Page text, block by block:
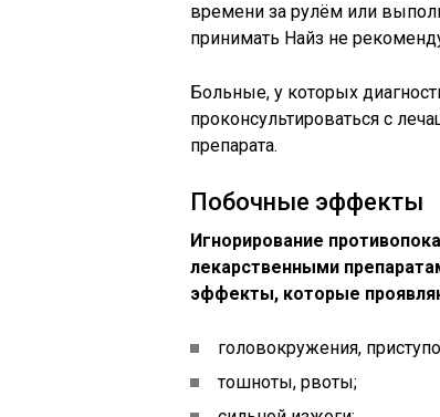
времени за рулём или
принимать Найз не
Больные, у которых
проконсультироваться с
препарата.
Побочные эффекты
Игнорирование
лекарственными
эффекты, которые
головокружения,
тошноты, рвоты;